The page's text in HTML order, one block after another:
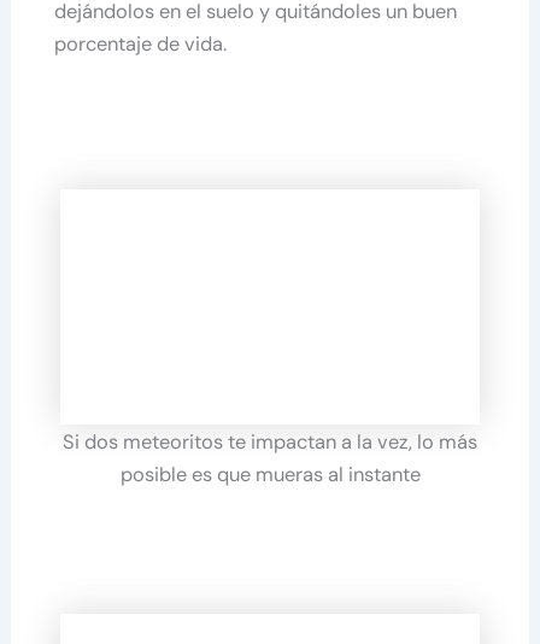
dejándolos en el suelo y quitándoles un buen
porcentaje de vida.
Si dos meteoritos te impactan a la vez, lo más
posible es que mueras al instante